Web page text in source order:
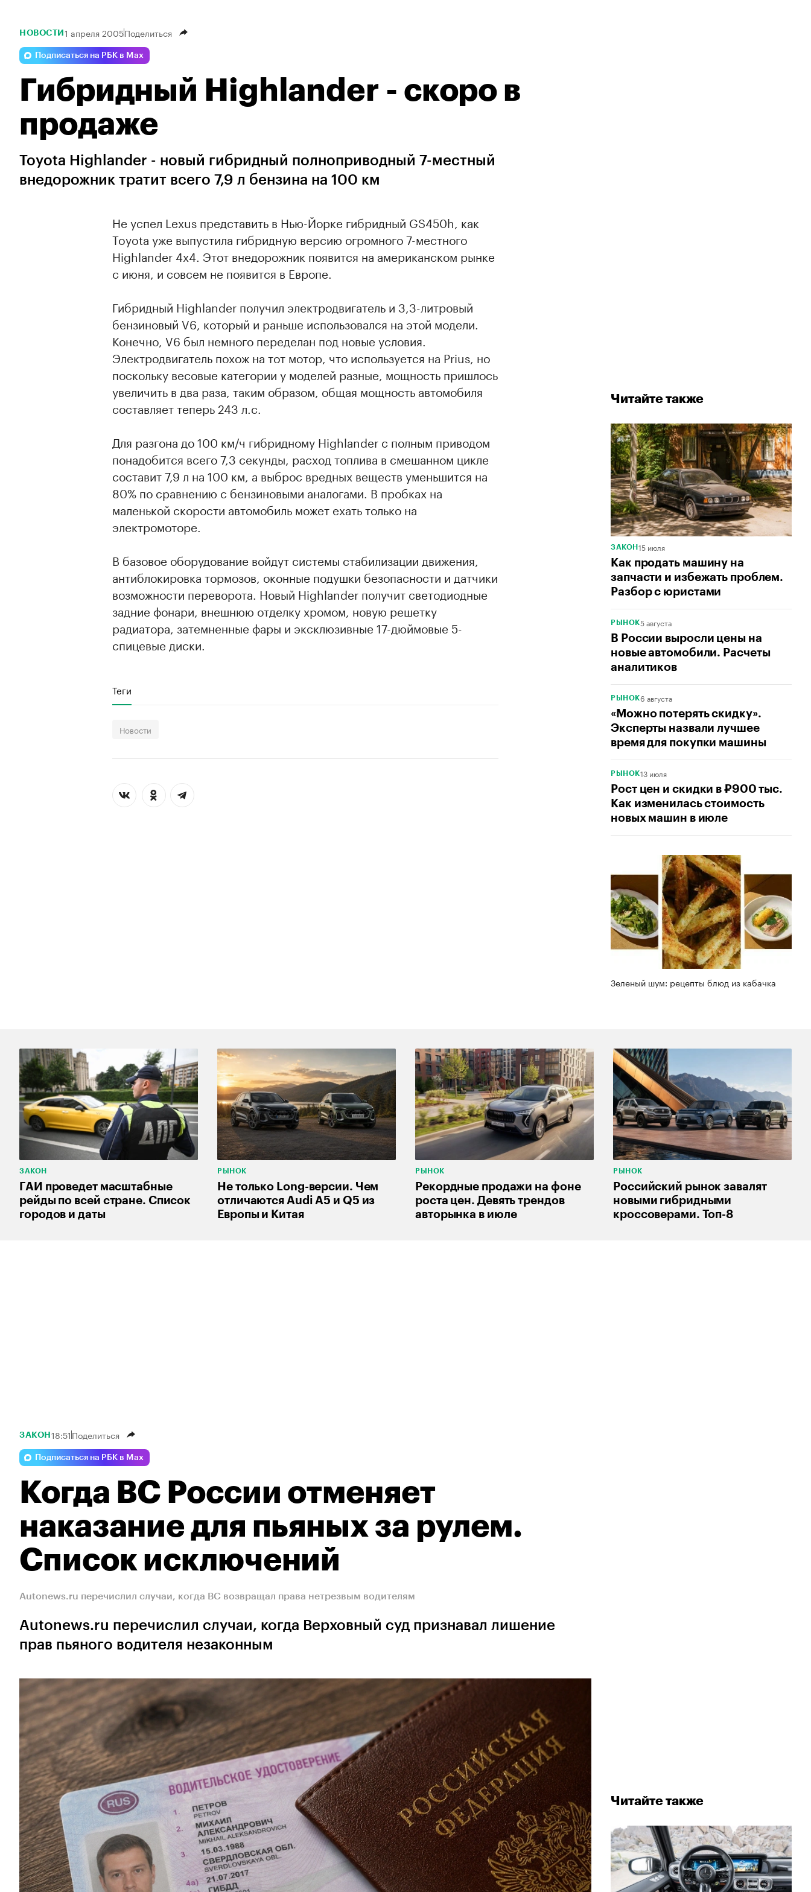
Читайте также
ЗАКОН 15 июля
Как продать машину на
запчасти и избежать проблем.
Разбор с юристами
РЫНОК5 августа
В России выросли цены на
новые автомобили. Расчеты
аналитиков
РЫНОК6 августа
«Можно потерять скидку».
Эксперты назвали лучшее
время для покупки машины
РЫНОК13 июля
Рост цен и скидки в ₽900 тыс.
Как изменилась стоимость
новых машин в июле
Зеленый шум: рецепты блюд из кабачка
НОВОСТИ 1 апреля 2005Поделиться
Подписаться на РБК в Max
Гибридный Highlander - скоро в
продаже
Toyota Highlander - новый гибридный полноприводный 7-местный
внедорожник тратит всего 7,9 л бензина на 100 км
Не успел Lexus представить в Нью-Йорке гибридный GS450h, как
Toyota уже выпустила гибридную версию огромного 7-местного
Highlander 4x4. Этот внедорожник появится на американском рынке
с июня, и совсем не появится в Европе.
Гибридный Highlander получил электродвигатель и 3,3-литровый
бензиновый V6, который и раньше использовался на этой модели.
Конечно, V6 был немного переделан под новые условия.
Электродвигатель похож на тот мотор, что используется на Prius, но
поскольку весовые категории у моделей разные, мощность пришлось
увеличить в два раза, таким образом, общая мощность автомобиля
составляет теперь 243 л.с.
Для разгона до 100 км/ч гибридному Highlander с полным приводом
понадобится всего 7,3 секунды, расход топлива в смешанном цикле
составит 7,9 л на 100 км, а выброс вредных веществ уменьшится на
80% по сравнению с бензиновыми аналогами. В пробках на
маленькой скорости автомобиль может ехать только на
электромоторе.
В базовое оборудование войдут системы стабилизации движения,
антиблокировка тормозов, оконные подушки безопасности и датчики
возможности переворота. Новый Highlander получит светодиодные
задние фонари, внешнюю отделку хромом, новую решетку
радиатора, затемненные фары и эксклюзивные 17-дюймовые 5-
спицевые диски.
Теги
Новости
ЗАКОН
ГАИ проведет масштабные
рейды по всей стране. Список
городов и даты
РЫНОК
Не только Long-версии. Чем
отличаются Audi A5 и Q5 из
Европы и Китая
РЫНОК
Рекордные продажи на фоне
роста цен. Девять трендов
авторынка в июле
РЫНОК
Российский рынок завалят
новыми гибридными
кроссоверами. Топ-8
Читайте также
ЗАКОН 18:51Поделиться
Подписаться на РБК в Max
Когда ВС России отменяет
наказание для пьяных за рулем.
Список исключений
Autonews.ru перечислил случаи, когда ВС возвращал права нетрезвым водителям
Autonews.ru перечислил случаи, когда Верховный суд признавал лишение
прав пьяного водителя незаконным